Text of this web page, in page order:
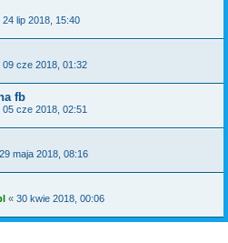
24 lip 2018, 15:40
09 cze 2018, 01:32
fb
05 cze 2018, 02:51
29 maja 2018, 08:16
« 30 kwie 2018, 00:06